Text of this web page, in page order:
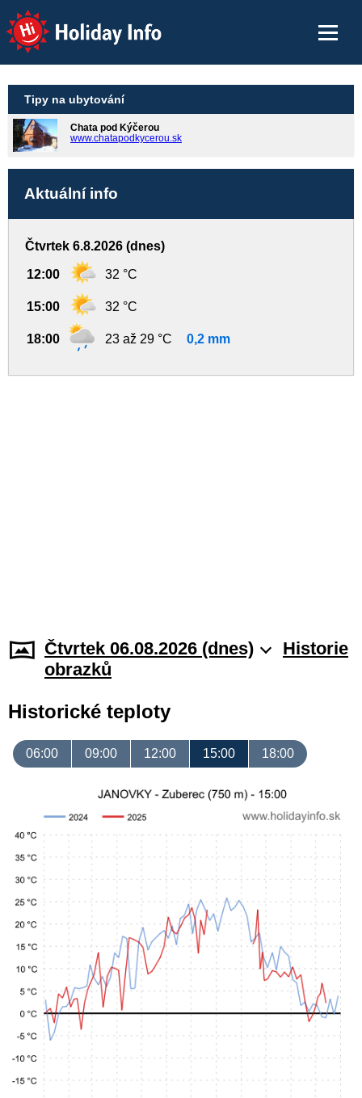
Holiday Info
Tipy na ubytování
Chata pod Kýčerou
www.chatapodkycerou.sk
Aktuální info
Čtvrtek 6.8.2026 (dnes)
12:00 32 °C
15:00 32 °C
18:00 23 až 29 °C 0,2 mm
Čtvrtek 06.08.2026 (dnes)
Historie
obrazků
Historické teploty
06:00 09:00 12:00 15:00 18:00